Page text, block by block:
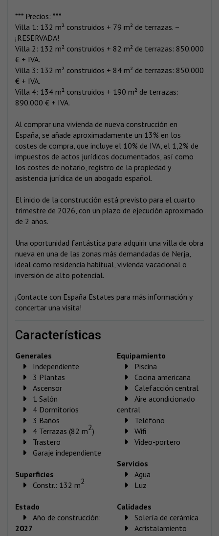
*** Precios: ***
Villa 1: 132 m² construidos + 79 m² de terrazas. –
¡RESERVADA!
Villa 2: 132 m² construidos + 82 m² de terrazas: 850.000
€ + IVA.
Villa 3: 132 m² construidos + 84 m² de terrazas: 850.000
€ + IVA.
Villa 4: 134 m² construidos + 190 m² de terrazas:
890.000 € + IVA.
Al comprar una vivienda de nueva construcción en
España, se añade aproximadamente un 13% en los
costes de compra, que incluye el 10% de IVA, el 1,2% de
impuestos de actos jurídicos documentados, así como
los costes de notario, registro de la propiedad y
asistencia jurídica de un abogado español.
El inicio de la construcción está previsto para el cuarto
trimestre de 2026, con un plazo de ejecución aproximado
de 2 años.
Una oportunidad fantástica para adquirir una villa de obra
nueva en una de las zonas más demandadas de Nerja,
ideal como residencia habitual, vivienda vacacional o
inversión de alto potencial.
¡Contacte con España Estates para más información y
concertar una visita!
características
Generales
Independiente
3 Plantas
Ascensor
1 Salón
4 Dormitorios
3 Baños
4 Terrazas (82 m2)
Trastero
Garaje independiente
Superficies
Constr.: 132 m2
Estado
Año de construcción:
2027
Equipamiento
Piscina
Cocina americana
Calefacción central
Aire acondicionado
central
Teléfono
Wifi
Video-portero
Servicios
Agua
Luz
Calidades
Solería de cerámica
Acristalamiento